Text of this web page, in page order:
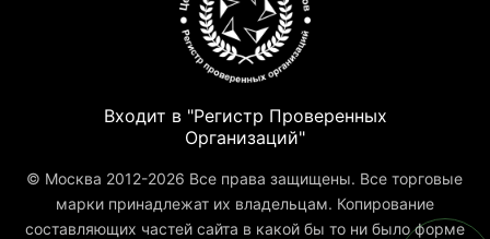
Входит в "Регистр Проверенных
Организаций"
© Москва 2012-2026 Все права защищены. Все торговые
марки принадлежат их владельцам. Копирование
составляющих частей сайта в какой бы то ни было форме